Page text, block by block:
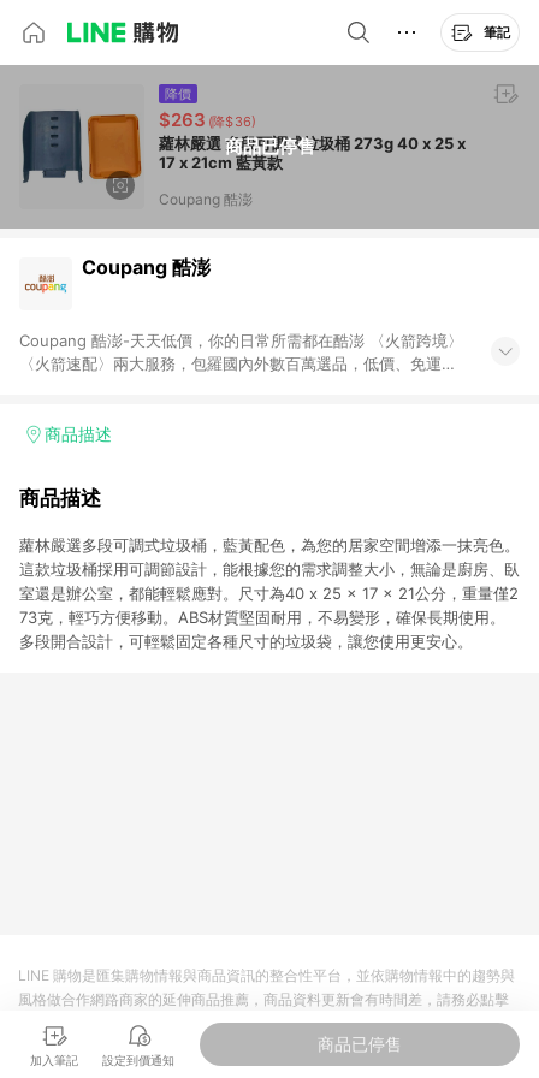
筆記
商品已停售
降價
$263 (降$36)
蘿林嚴選 多段可調式垃圾桶 273g 40 x 25 x
17 x 21cm 藍黃款
Coupang 酷澎
Coupang 酷澎
Coupang 酷澎-天天低價，你的日常所需都在酷澎 〈火箭跨境〉
〈火箭速配〉兩大服務，包羅國內外數百萬選品，低價、免運，
加入WOW會員告別湊免運，火箭速配、火箭跨境優質選品不限金
商品描述
商品描述
蘿林嚴選多段可調式垃圾桶，藍黃配色，為您的居家空間增添一抹亮色。
這款垃圾桶採用可調節設計，能根據您的需求調整大小，無論是廚房、臥
室還是辦公室，都能輕鬆應對。尺寸為40 x 25 x 17 x 21公分，重量僅2
73克，輕巧方便移動。ABS材質堅固耐用，不易變形，確保長期使用。
多段開合設計，可輕鬆固定各種尺寸的垃圾袋，讓您使用更安心。
加入筆記 設定到價通知
商品已停售
LINE 購物是匯集購物情報與商品資訊的整合性平台，並依購物情報中的趨勢與
風格做合作網路商家的延伸商品推薦，商品資料更新會有時間差，請務必點擊
商品至各合作網路商家，確認現售價與購物條件，一切資訊以合作廠商網頁為
準。